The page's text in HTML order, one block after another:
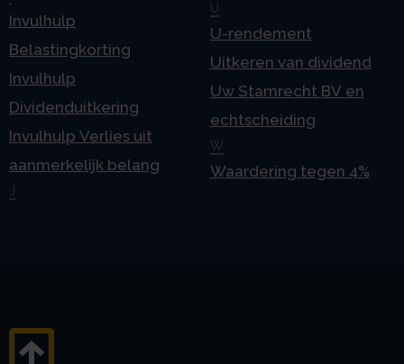
Invulhulp
Belastingkorting
Invulhulp
Dividenduitkering
Invulhulp Verlies uit
aanmerkelijk belang
J
U
U-rendement
Uitkeren van dividend
Uw Stamrecht BV en
echtscheiding
W
Waardering tegen 4%